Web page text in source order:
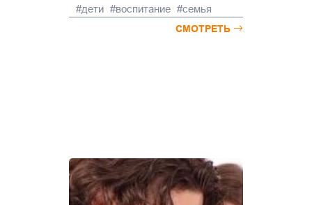
дети
воспитание семья
СМОТРЕТЬ